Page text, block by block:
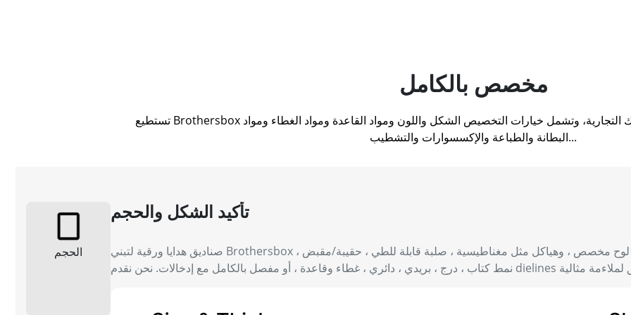
مخصص بالكامل
تستطيع Brothersbox تخصيص منتجات مصممة خصيصًا لعلامتك التجارية، وتشمل خيارات التخصيص الشكل واللون ومواد القاعدة ومواد الغطاء ومواد
البطانة والطباعة والإكسسوارات والتشطيب...
الحجم
تأكيد الشكل والحجم
صناديق هدايا ورقية لتبني Brothersbox بالحجم والسماكة والشكل بالضبط-أبعاد دقيقة ، 1-3 أو سمك لوح مخصص ، وهياكل مثل مغناطيسية ، صلبة قابلة للطي ، حقيبة/مقبض ،